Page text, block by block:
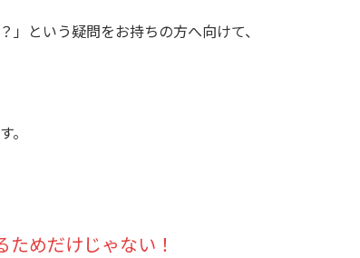
という疑問をお持ちの方へ向けて、
。
めだけじゃない！